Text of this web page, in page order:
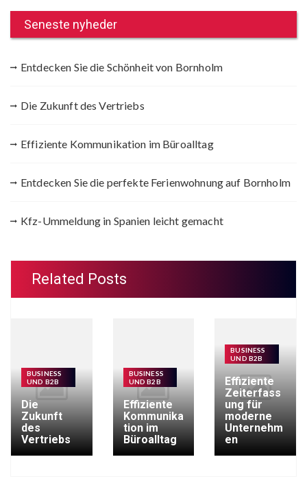
Seneste nyheder
Entdecken Sie die Schönheit von Bornholm
Die Zukunft des Vertriebs
Effiziente Kommunikation im Büroalltag
Entdecken Sie die perfekte Ferienwohnung auf Bornholm
Kfz-Ummeldung in Spanien leicht gemacht
Related Posts
BUSINESS
UND B2B
Die
Zukunft
des
Vertriebs
BUSINESS
UND B2B
Effiziente
Kommunika
tion im
Büroalltag
BUSINESS
UND B2B
Effiziente
Zeiterfass
ung für
moderne
Unternehm
en